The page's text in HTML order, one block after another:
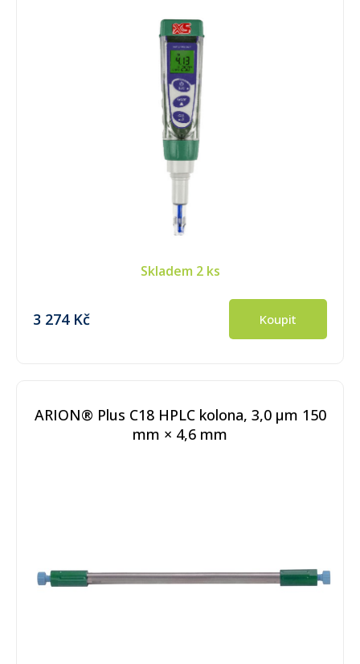
Skladem 2 ks
3 274 Kč Koupit
ARION® Plus C18 HPLC kolona, 3,0 µm 150
mm × 4,6 mm